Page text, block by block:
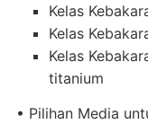
Kelas
Kelas
Kelas
titanium
• Pilihan Media